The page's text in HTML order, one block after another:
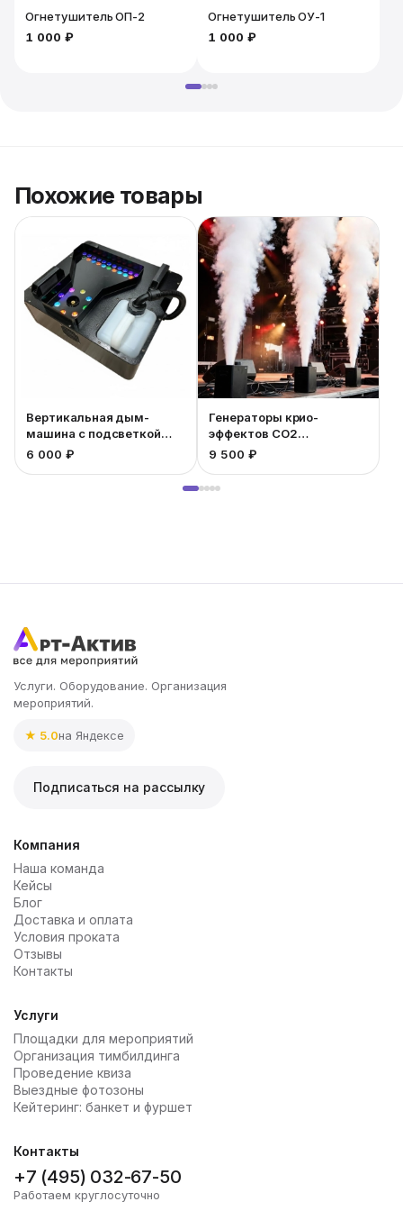
Огнетушитель ОП-2
1 000 ₽
Огнетушитель ОУ-1
1 000 ₽
Похожие товары
Вертикальная дым-
машина с подсветкой
2,6квт
6 000 ₽
Генераторы крио-
эффектов CO2
(холодного дыма)
9 500 ₽
Услуги. Оборудование. Организация
мероприятий.
★ 5.0на Яндексе
Подписаться на рассылку
Компания
Наша команда
Кейсы
Блог
Доставка и оплата
Условия проката
Отзывы
Контакты
Услуги
Площадки для мероприятий
Организация тимбилдинга
Проведение квиза
Выездные фотозоны
Кейтеринг: банкет и фуршет
Контакты
+7 (495) 032-67-50
Работаем круглосуточно